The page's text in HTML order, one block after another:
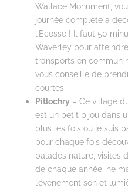
Wallace Monument,
journée complète à
l’Écosse ! Il faut 50
Waverley pour
transports en commun
vous conseille de
courtes.
Pitlochry – Ce village
est un petit bijou dans
plus les fois où je suis
pour chaque fois
balades nature, visites
de chaque année, ne
l’évènement son et